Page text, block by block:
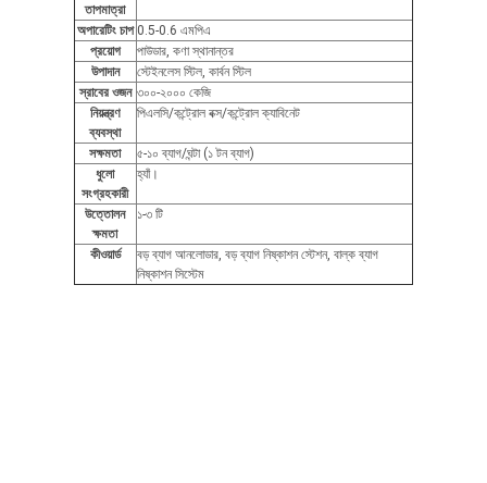
তাপমাত্রা
অপারেটিং চাপ 0.5-0.6 এমপিএ
প্রয়োগ
পাউডার, কণা স্থানান্তর
উপাদান
স্টেইনলেস স্টিল, কার্বন স্টিল
স্রাবের ওজন ৩০০-২০০০ কেজি
নিয়ন্ত্রণ
ব্যবস্থা
পিএলসি/কন্ট্রোল বক্স/কন্ট্রোল ক্যাবিনেট
সক্ষমতা
৫-১০ ব্যাগ/ঘন্টা (১ টন ব্যাগ)
ধুলো
সংগ্রহকারী
হ্যাঁ।
উত্তোলন
ক্ষমতা
১-৩ টি
কীওয়ার্ড
বড় ব্যাগ আনলোডার, বড় ব্যাগ নিষ্কাশন স্টেশন, বাল্ক ব্যাগ
নিষ্কাশন সিস্টেম